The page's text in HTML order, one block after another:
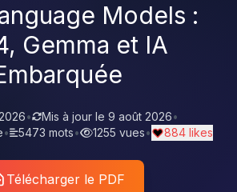
Models :
Gemma et IA
• Mis à jour le 9 août 2026•
• 5473 mots• 1255 vues• 884 likes
Télécharger le PDF